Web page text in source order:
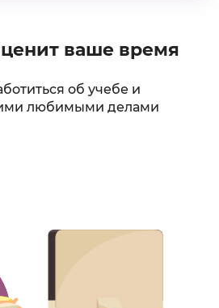
ваше время
об учебе и
любимыми делами